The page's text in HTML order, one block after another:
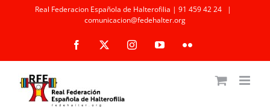
Real Federacion Española de Halterofilia | 91 459 42 24
|
comunicacion@fedehalter.org
Facebook InstagramYouTubeFlickr